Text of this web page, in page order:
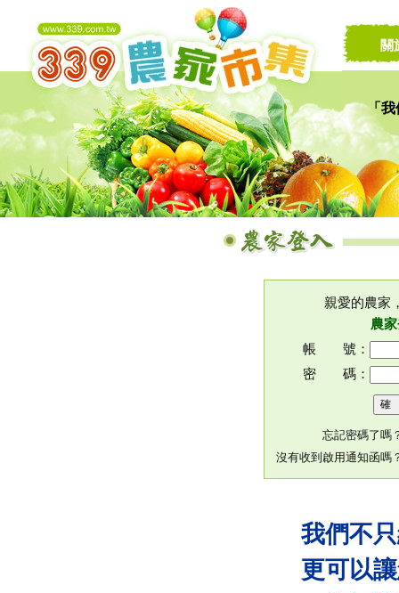
「我
讓
關
親愛的農家
農
帳 號：
密 碼：
忘記密碼了嗎
沒有收到啟用通知函嗎
我們不
更可以